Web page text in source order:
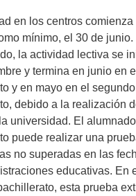
en los centros
mínimo, el 30 de junio.
la actividad lectiva se
y termina en junio en
y en mayo en el
debido a la realización
universidad. El
puede realizar una
no superadas en las
educativas. En
esta prueba